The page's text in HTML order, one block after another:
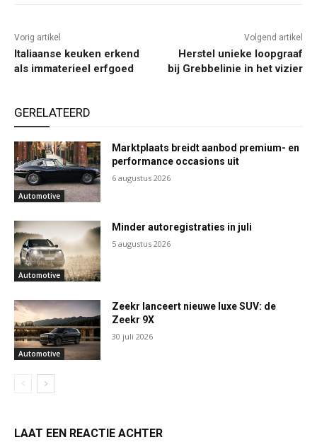
Vorig artikel
Italiaanse keuken erkend
als immaterieel erfgoed
Volgend artikel
Herstel unieke loopgraaf
bij Grebbelinie in het vizier
GERELATEERD
Automotive
Marktplaats breidt aanbod premium- en
performance occasions uit
6 augustus 2026
Automotive
Minder autoregistraties in juli
5 augustus 2026
Automotive
Zeekr lanceert nieuwe luxe SUV: de
Zeekr 9X
30 juli 2026
LAAT EEN REACTIE ACHTER